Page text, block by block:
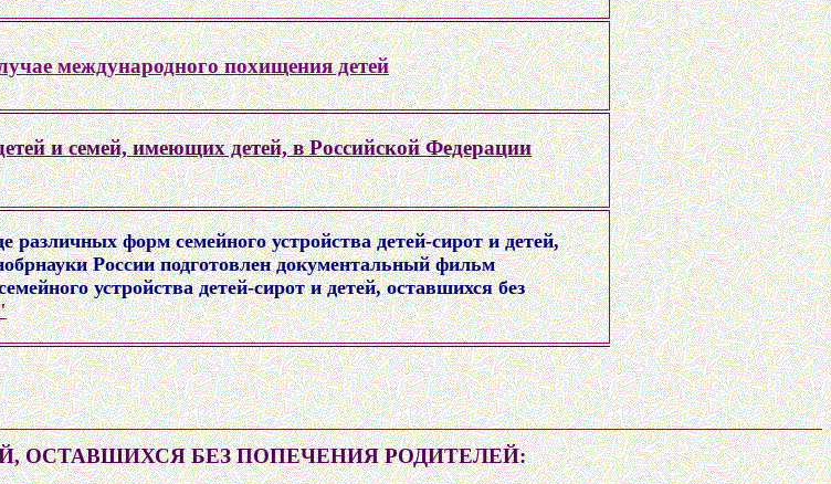
международного похищения детей
и семей, имеющих детей, в Российской Федерации
различных форм семейного устройства детей-сирот и детей,
России подготовлен документальный фильм
устройства детей-сирот и детей, оставшихся без
ОСТАВШИХСЯ БЕЗ ПОПЕЧЕНИЯ РОДИТЕЛЕЙ: